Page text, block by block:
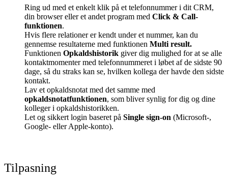
Ring ud med et enkelt klik på et telefonnummer i dit CRM,
din browser eller et andet program med Click & Call-
funktionen.
Hvis flere relationer er kendt under et nummer, kan du
gennemse resultaterne med funktionen Multi result.
Funktionen Opkaldshistorik giver dig mulighed for at se alle
kontaktmomenter med telefonnummeret i løbet af de sidste 90
dage, så du straks kan se, hvilken kollega der havde den sidste
kontakt.
Lav et opkaldsnotat med det samme med
opkaldsnotatfunktionen, som bliver synlig for dig og dine
kolleger i opkaldshistorikken.
Let og sikkert login baseret på Single sign-on (Microsoft-,
Google- eller Apple-konto).
Tilpasning